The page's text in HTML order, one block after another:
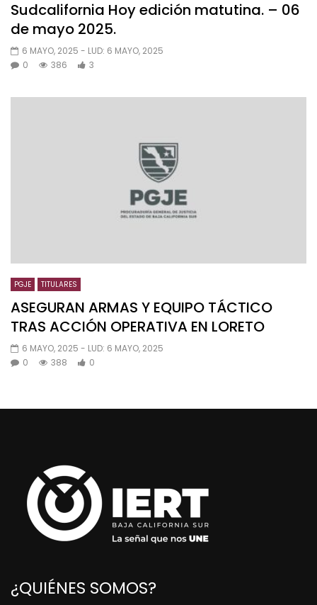
Sudcalifornia Hoy edición matutina. – 06
de mayo 2025.
6 MAYO, 2025 - LUD: 6 MAYO, 2025
0
386 3
PGJE TITULARES
ASEGURAN ARMAS Y EQUIPO TÁCTICO
TRAS ACCIÓN OPERATIVA EN LORETO
6 MAYO, 2025 - LUD: 6 MAYO, 2025
0
388 0
¿QUIÉNES SOMOS?